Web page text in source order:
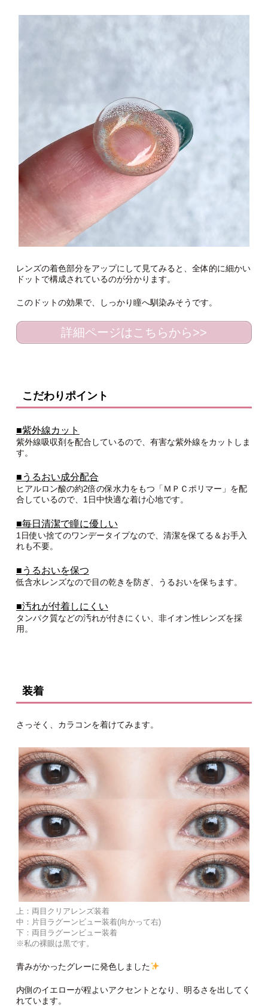
レンズの着色部分をアップにして見てみると、全体的に細かい
ドットで構成されているのが分かります。
このドットの効果で、しっかり瞳へ馴染みそうです。
詳細ページはこちらから>>
こだわりポイント
■紫外線カット
紫外線吸収剤を配合しているので、有害な紫外線をカットしま
す。
■うるおい成分配合
ヒアルロン酸の約2倍の保水力をもつ「ＭＰＣポリマー」を配
合しているので、1日中快適な着け心地です。
■毎日清潔で瞳に優しい
1日使い捨てのワンデータイプなので、清潔を保てる＆お手入
れも不要。
■うるおいを保つ
低含水レンズなので目の乾きを防ぎ、うるおいを保ちます。
■汚れが付着しにくい
タンパク質などの汚れが付きにくい、非イオン性レンズを採
用。
装着
さっそく、カラコンを着けてみます。
上：両目クリアレンズ装着
中：片目ラグーンビュー装着(向かって右)
下：両目ラグーンビュー装着
※私の裸眼は黒です。
青みがかったグレーに発色しました
内側のイエローが程よいアクセントとなり、明るさを出してく
れています。